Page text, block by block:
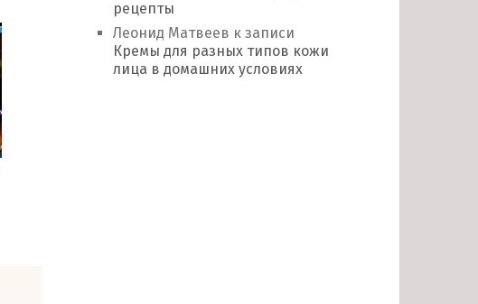
рецепты
Леонид Матвеев к записи
Кремы для разных типов кожи
лица в домашних условиях